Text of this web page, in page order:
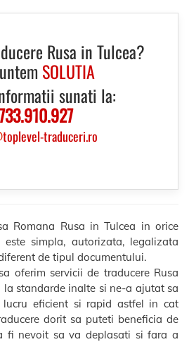
Rusa in Tulcea?
SOLUTIA
sunati la:
toplevel-traduceri.ro
Romana Rusa in Tulcea in orice
simpla, autorizata, legalizata
de tipul documentului.
oferim servicii de traducere Rusa
la standarde inalte si ne-a ajutat sa
eficient si rapid astfel in cat
dorit sa puteti beneficia de
fi nevoit sa va deplasati si fara a